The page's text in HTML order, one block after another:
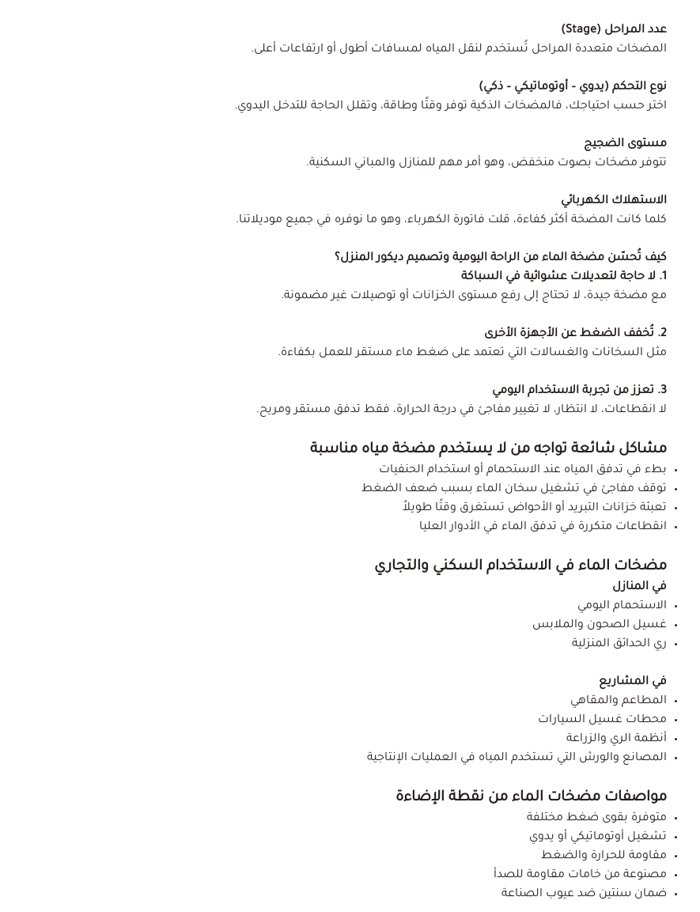
عدد المراحل (Stage)
المضخات متعددة المراحل تُستخدم لنقل المياه لمسافات أطول أو ارتفاعات أعلى.
نوع التحكم (يدوي – أوتوماتيكي – ذكي)
اختر حسب احتياجك، فالمضخات الذكية توفر وقتًا وطاقة، وتقلل الحاجة للتدخل اليدوي.
مستوى الضجيج
تتوفر مضخات بصوت منخفض، وهو أمر مهم للمنازل والمباني السكنية.
الاستهلاك الكهربائي
كلما كانت المضخة أكثر كفاءة، قلت فاتورة الكهرباء، وهو ما نوفره في جميع موديلاتنا.
كيف تُحسّن مضخة الماء من الراحة اليومية وتصميم ديكور المنزل؟
1. لا حاجة لتعديلات عشوائية في السباكة
مع مضخة جيدة، لا تحتاج إلى رفع مستوى الخزانات أو توصيلات غير مضمونة.
2. تُخفف الضغط عن الأجهزة الأخرى
مثل السخانات والغسالات التي تعتمد على ضغط ماء مستقر للعمل بكفاءة.
3. تعزز من تجربة الاستخدام اليومي
لا انقطاعات، لا انتظار، لا تغيير مفاجئ في درجة الحرارة، فقط تدفق مستقر ومريح.
مشاكل شائعة تواجه من لا يستخدم مضخة مياه مناسبة
بطء في تدفق المياه عند الاستحمام أو استخدام الحنفيات
توقف مفاجئ في تشغيل سخان الماء بسبب ضعف الضغط
تعبئة خزانات التبريد أو الأحواض تستغرق وقتًا طويلاً
انقطاعات متكررة في تدفق الماء في الأدوار العليا
مضخات الماء في الاستخدام السكني والتجاري
في المنازل
الاستحمام اليومي
غسيل الصحون والملابس
ري الحدائق المنزلية
في المشاريع
المطاعم والمقاهي
محطات غسيل السيارات
أنظمة الري والزراعة
المصانع والورش التي تستخدم المياه في العمليات الإنتاجية
مواصفات مضخات الماء من نقطة الإضاءة
متوفرة بقوى ضغط مختلفة
تشغيل أوتوماتيكي أو يدوي
مقاومة للحرارة والضغط
مصنوعة من خامات مقاومة للصدأ
ضمان سنتين ضد عيوب الصناعة